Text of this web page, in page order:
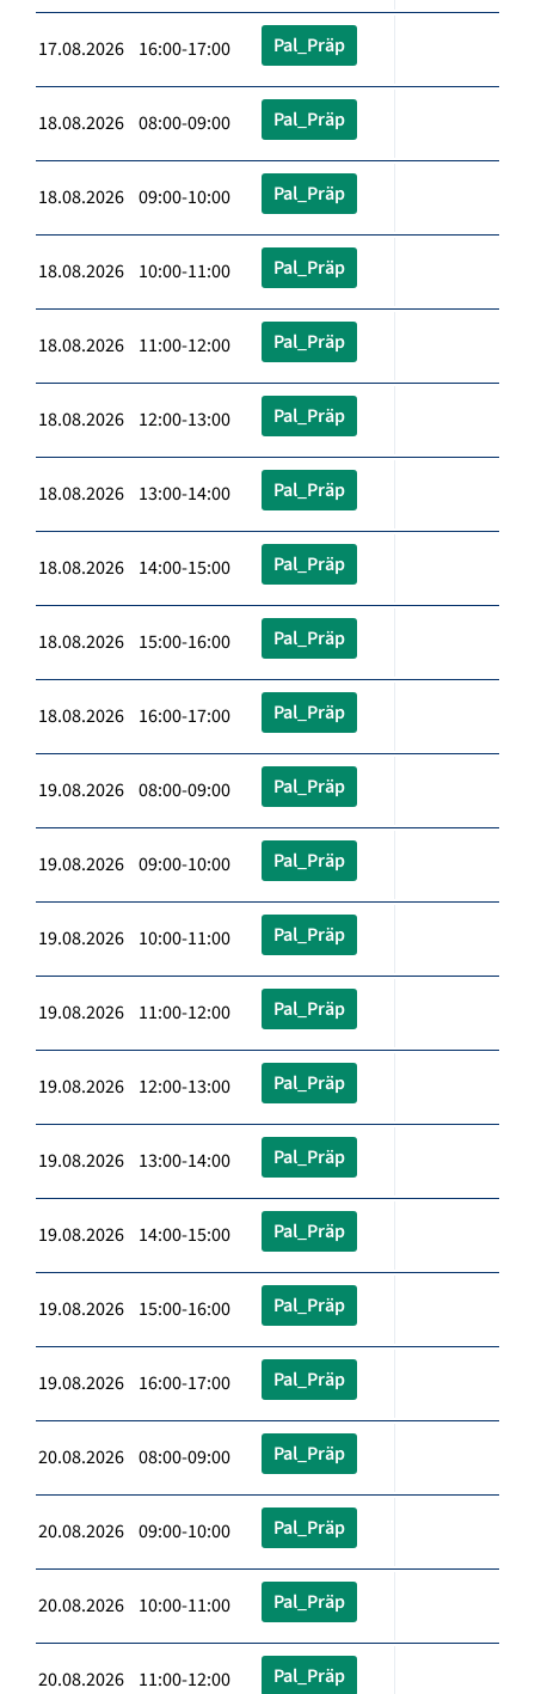
17.08.2026 16:00-17:00 Pal_Präp
18.08.2026 08:00-09:00 Pal_Präp
18.08.2026 09:00-10:00 Pal_Präp
18.08.2026 10:00-11:00 Pal_Präp
18.08.2026 11:00-12:00 Pal_Präp
18.08.2026 12:00-13:00 Pal_Präp
18.08.2026 13:00-14:00 Pal_Präp
18.08.2026 14:00-15:00 Pal_Präp
18.08.2026 15:00-16:00 Pal_Präp
18.08.2026 16:00-17:00 Pal_Präp
19.08.2026 08:00-09:00 Pal_Präp
19.08.2026 09:00-10:00 Pal_Präp
19.08.2026 10:00-11:00 Pal_Präp
19.08.2026 11:00-12:00 Pal_Präp
19.08.2026 12:00-13:00 Pal_Präp
19.08.2026 13:00-14:00 Pal_Präp
19.08.2026 14:00-15:00 Pal_Präp
19.08.2026 15:00-16:00 Pal_Präp
19.08.2026 16:00-17:00 Pal_Präp
20.08.2026 08:00-09:00 Pal_Präp
20.08.2026 09:00-10:00 Pal_Präp
20.08.2026 10:00-11:00 Pal_Präp
20.08.2026 11:00-12:00 Pal_Präp